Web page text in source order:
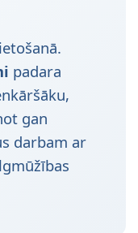
padara
gan
darbam ar